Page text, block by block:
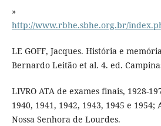
»
http://www.rbhe.sbhe.org.br/
LE GOFF, Jacques. História e
Bernardo Leitão et al. 4. ed.
LIVRO ATA de exames finais, 1928-
1940, 1941, 1942, 1943, 1945 e 1954;
Nossa Senhora de Lourdes.